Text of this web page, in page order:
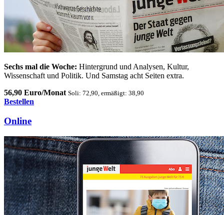
Sechs mal die Woche: Hintergrund und Analysen, Kultur,
Wissenschaft und Politik. Und Samstag acht Seiten extra.
56,90 Euro/Monat Soli: 72,90, ermäßigt: 38,90
Bestellen
Online